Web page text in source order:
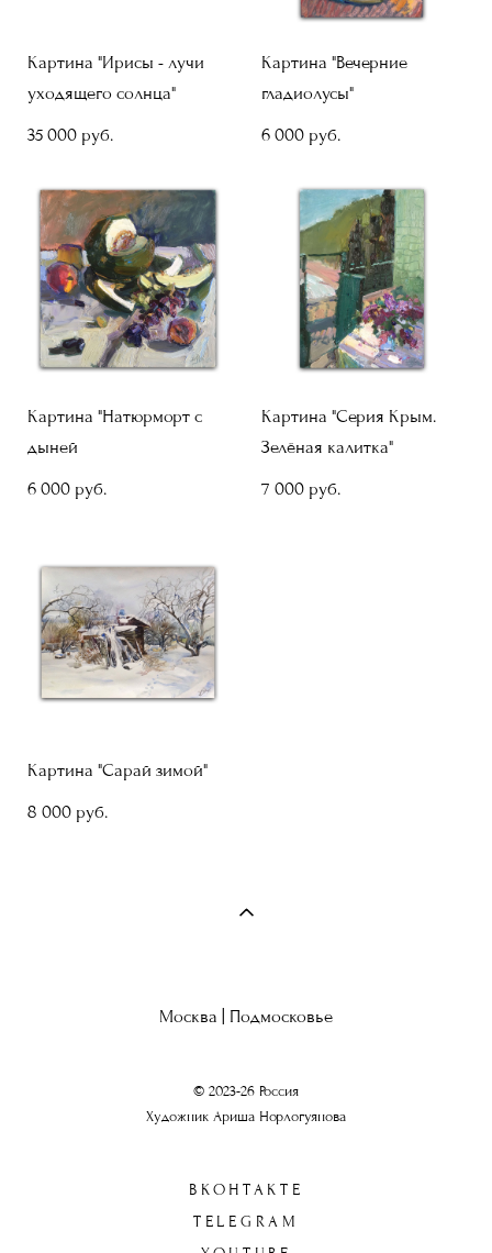
Картина "Ирисы - лучи
уходящего солнца"
35 000 pуб.
Картина "Вечерние
гладиолусы"
6 000 pуб.
Картина "Натюрморт с
дыней
6 000 pуб.
Картина "Серия Крым.
Зелёная калитка"
7 000 pуб.
Картина "Сарай зимой"
8 000 pуб.
Москва | Подмосковье
© 2023-26 Россия
Художник Ариша Норлогуянова
ВКОНТАКТЕ
TELEGRAM